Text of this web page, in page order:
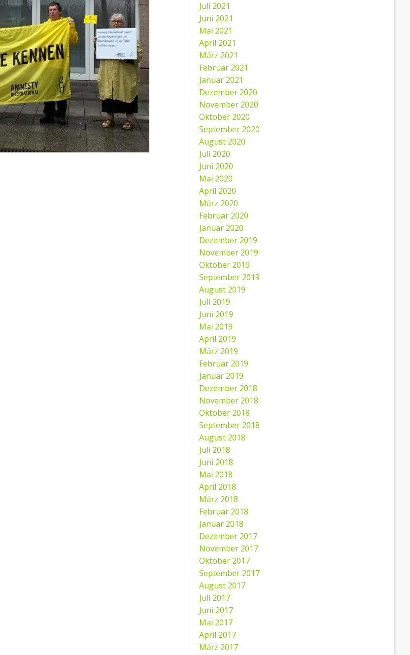
Juli 2021
Juni 2021
Mai 2021
April 2021
März 2021
Februar 2021
Januar 2021
Dezember 2020
November 2020
Oktober 2020
September 2020
August 2020
Juli 2020
Juni 2020
Mai 2020
April 2020
März 2020
Februar 2020
Januar 2020
Dezember 2019
November 2019
Oktober 2019
September 2019
August 2019
Juli 2019
Juni 2019
Mai 2019
April 2019
März 2019
Februar 2019
Januar 2019
Dezember 2018
November 2018
Oktober 2018
September 2018
August 2018
Juli 2018
Juni 2018
Mai 2018
April 2018
März 2018
Februar 2018
Januar 2018
Dezember 2017
November 2017
Oktober 2017
September 2017
August 2017
Juli 2017
Juni 2017
Mai 2017
April 2017
März 2017